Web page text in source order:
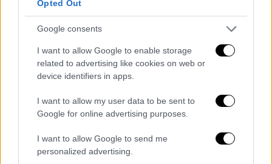
Opted Out
Google consents
I want to allow Google to enable storage
related to advertising like cookies on web or
device identifiers in apps.
I want to allow my user data to be sent to
Google for online advertising purposes.
I want to allow Google to send me
personalized advertising.
Φινάλε με δάκρυα για τους
«Weekenders», η επόμενη μέρα για τους
παρουσιαστές και το ραντεβού της
Κρονάκη για τη νέα σεζόν
Οριστικό φινάλε για τους «Weekenders»
στον ΑΝΤ1 και η απόφαση της ΕΡΤ να
συνεχίσει την εκπομπή «Καλημέρα Είπαμε;»
και για την επόμενη τηλεοπτική σεζόν